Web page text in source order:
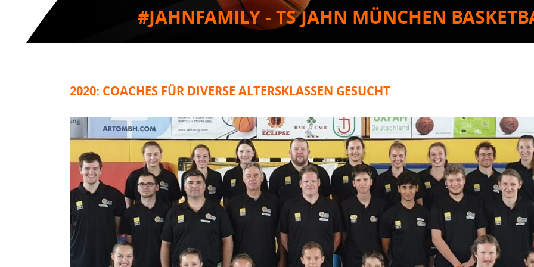
#JAHNFAMILY - TS JAHN MÜNCHEN
2020: COACHES FÜR DIVERSE ALTERSKLASSEN GESUCHT